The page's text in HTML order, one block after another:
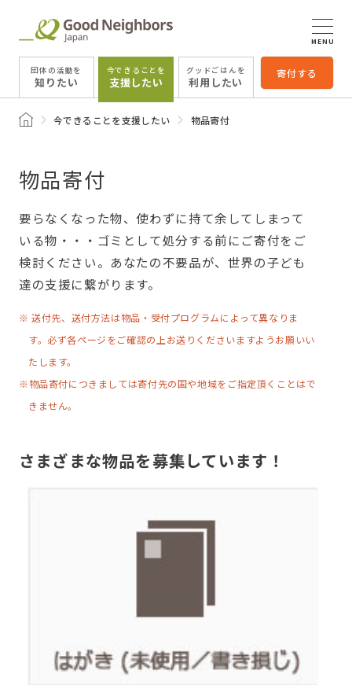
団体の活動を
知りたい
今できることを
支援したい
グッドごはんを
利用したい
寄付する
MENU
トップページ今できることを支援したい 物品寄付
物品寄付
要らなくなった物、使わずに持て余してしまって
いる物・・・ゴミとして処分する前にご寄付をご
検討ください。あなたの不要品が、世界の子ども
達の支援に繋がります。
※ 送付先、送付方法は物品・受付プログラムによって異なりま
す。必ず各ページをご確認の上お送りくださいますようお願いい
たします。
※物品寄付につきましては寄付先の国や地域をご指定頂くことはで
きません。
さまざまな物品を募集しています！